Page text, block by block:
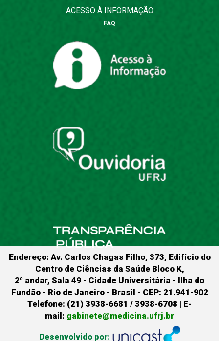
ACESSO À INFORMAÇÃO
FAQ
Endereço: Av. Carlos Chagas Filho, 373, Edifício do
Centro de Ciências da Saúde Bloco K,
2º andar, Sala 49 - Cidade Universitária - Ilha do
Fundão - Rio de Janeiro - Brasil - CEP: 21.941-902
Telefone: (21) 3938-6681 / 3938-6708 | E-
mail: gabinete@medicina.ufrj.br
Desenvolvido por: